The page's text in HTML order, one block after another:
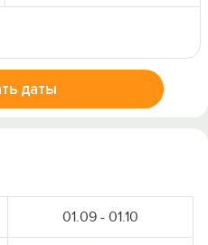
даты
01.09 - 01.10